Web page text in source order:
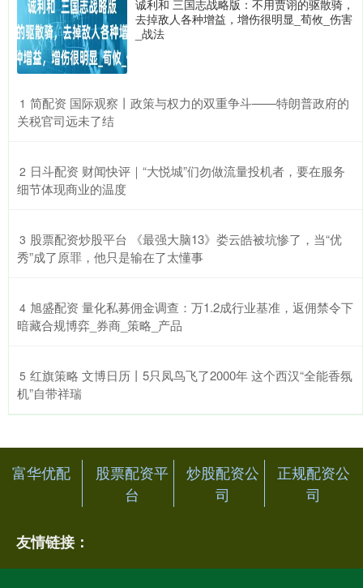
诚利和 三国志战略版：不用贾诩的驱散骑，
去掉敌人各种增益，增伤很明显_荀攸_伤害
_战法
1 ​简配资 国际观察丨政策与权力的双重争斗——特朗普政府的
关税官司远未了结
2 ​日斗配资 财闻快评｜“大悦城”们勿做流量投机者，要在服务
细节体现商业的温度
3 ​股票配资炒股平台 《最强大脑13》娄云皓被坑惨了，当“优
秀”成了原罪，他只是输在了太懂事
4 ​旭盛配资 量化私募佣金调查：万1.2成行业基准，返佣禁令下
暗藏合规博弈_券商_策略_产品
5 ​红旗策略 文博日历丨5只凤鸟飞了2000年 这个西汉“全能香氛
机”自带祥瑞
富华优配
股票配资平
台
炒股配资公
司
正规配资公
司
友情链接：